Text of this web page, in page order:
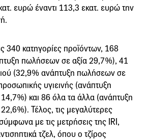
ευρώ έναντι 113,3 εκατ. ευρώ την
340 κατηγορίες προϊόντων, 168
πωλήσεων σε αξία 29,7%), 41
(32,9% ανάπτυξη πωλήσεων σε
υγιεινής (ανάπτυξη
και 86 όλα τα άλλα (ανάπτυξη
Τέλος, τις μεγαλύτερες
με τις μετρήσεις της IRI,
τζελ, όπου o τζίρος